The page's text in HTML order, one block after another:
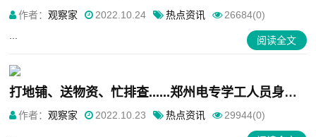
作者：观察家 2022.10.24 热点资讯
26684(0)
阅读全文
打地铺、送物资、忙排查......郑州电专学工人员身兼数职坚守“疫”线
作者：观察家 2022.10.23 热点资讯
29944(0)